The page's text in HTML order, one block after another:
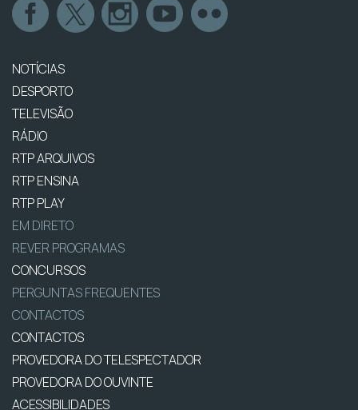
NOTÍCIAS
DESPORTO
TELEVISÃO
RÁDIO
RTP ARQUIVOS
RTP ENSINA
RTP PLAY
EM DIRETO
REVER PROGRAMAS
CONCURSOS
PERGUNTAS FREQUENTES
CONTACTOS
CONTACTOS
PROVEDORA DO TELESPECTADOR
PROVEDORA DO OUVINTE
ACESSIBILIDADES